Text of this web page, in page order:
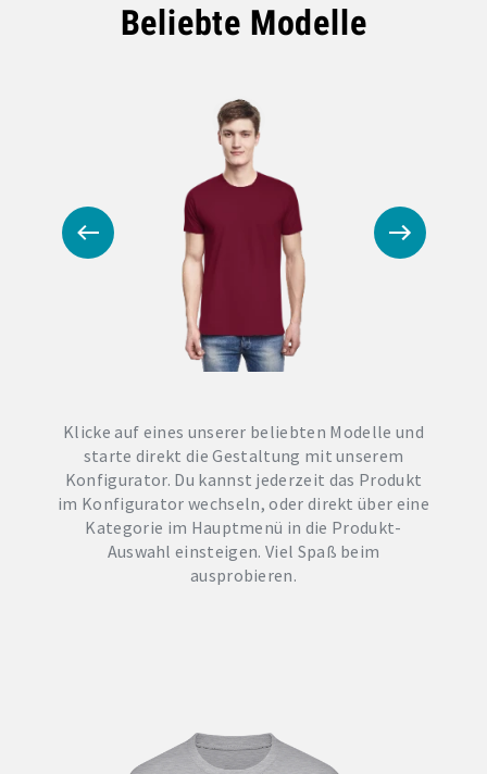
Beliebte Modelle
Klicke auf eines unserer beliebten Modelle und
starte direkt die Gestaltung mit unserem
Konfigurator. Du kannst jederzeit das Produkt
im Konfigurator wechseln, oder direkt über eine
Kategorie im Hauptmenü in die Produkt-
Auswahl einsteigen. Viel Spaß beim
ausprobieren.